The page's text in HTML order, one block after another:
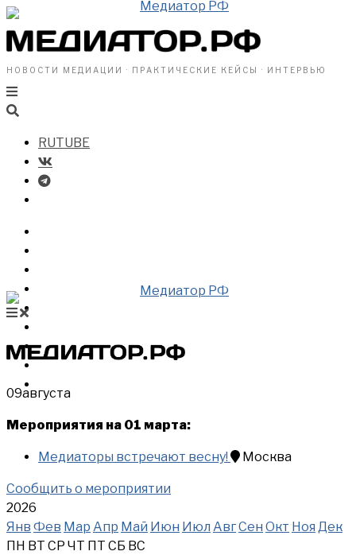
НОВОСТИ МЕДИАЦИИ · ПРАКТИЧЕСКИЕ КЕЙСЫ · ИНТЕРВЬЮ
RUTUBE
ВИДЕО
09августа
Мероприятия на 01 марта:
Медиаторы встречают весну! Москва
Сообщить о мероприятии
2026
Янв Фев Мар Апр Май Июн Июл АвгСен Окт Ноя Дек
ПН ВТ СР ЧТ ПТ СБ ВС